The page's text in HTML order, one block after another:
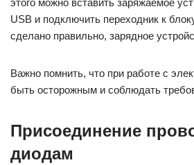
этого можно вставить заряжаемое
USB и подключить переходник к
сделано правильно, зарядное
Важно помнить, что при работе с
быть осторожным и соблюдать
Присоединение
диодам